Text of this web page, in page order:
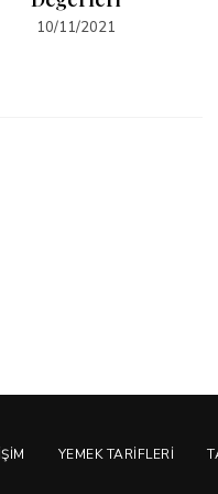
10/11/2021
YEMEK TARIFLERI